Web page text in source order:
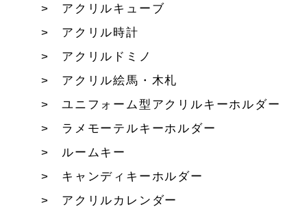
アクリルキューブ
アクリル時計
アクリルドミノ
アクリル絵馬・木札
ユニフォーム型アクリルキーホルダー
ラメモーテルキーホルダー
ルームキー
キャンディキーホルダー
アクリルカレンダー